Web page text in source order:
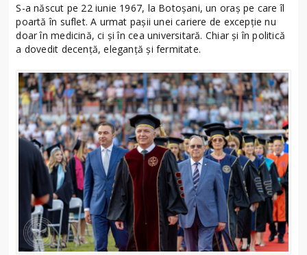
S-a născut pe 22 iunie 1967, la Botoşani, un oraș pe care îl
poartă în suflet. A urmat paşii unei cariere de excepție nu
doar în medicină, ci şi în cea universitară. Chiar și în politică
a dovedit decență, eleganță și fermitate.